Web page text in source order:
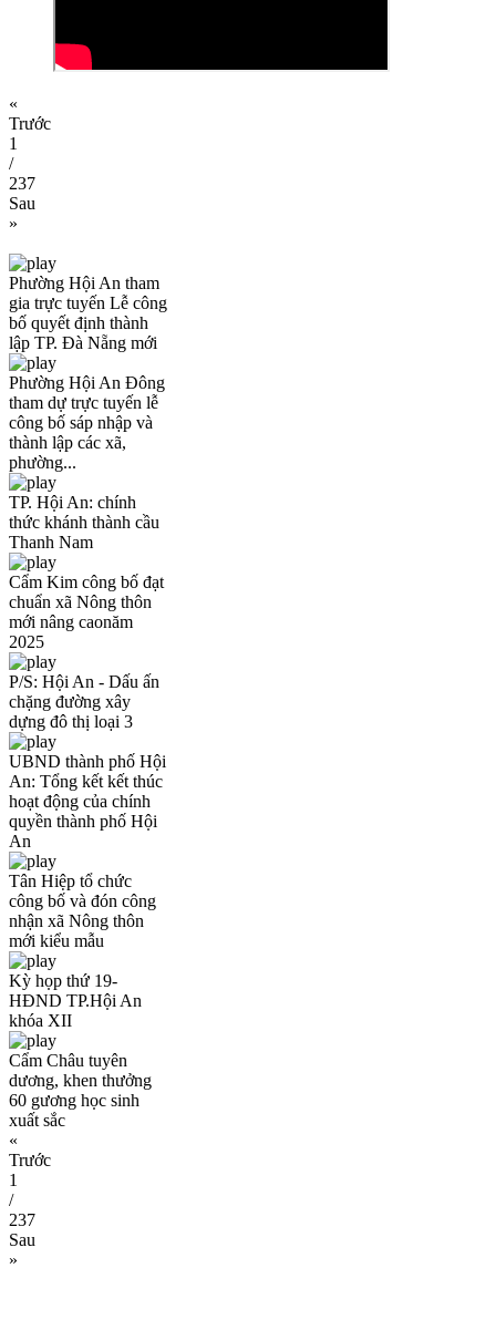
«
Trước
1
/
237
Sau
»
Phường Hội An tham
gia trực tuyến Lễ công
bố quyết định thành
lập TP. Đà Nẵng mới
Phường Hội An Đông
tham dự trực tuyến lễ
công bố sáp nhập và
thành lập các xã,
phường...
TP. Hội An: chính
thức khánh thành cầu
Thanh Nam
Cẩm Kim công bố đạt
chuẩn xã Nông thôn
mới nâng caonăm
2025
P/S: Hội An - Dấu ấn
chặng đường xây
dựng đô thị loại 3
UBND thành phố Hội
An: Tổng kết kết thúc
hoạt động của chính
quyền thành phố Hội
An
Tân Hiệp tổ chức
công bố và đón công
nhận xã Nông thôn
mới kiểu mẫu
Kỳ họp thứ 19-
HĐND TP.Hội An
khóa XII
Cẩm Châu tuyên
dương, khen thưởng
60 gương học sinh
xuất sắc
«
Trước
1
/
237
Sau
»